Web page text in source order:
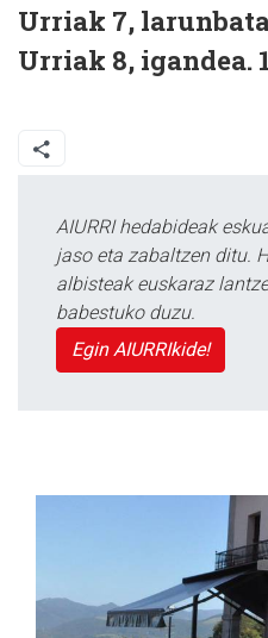
Urriak 7,
Urriak 8, igandea.
AIURRI hedabideak
jaso eta zabaltzen ditu.
albisteak euskaraz
babestuko duzu.
Egin AIURRIkide!